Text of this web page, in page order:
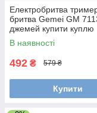
Електробритва
бритва Gemei GM
джемей купити куплю
В наявності
492 ₴ 579 ₴
Купити